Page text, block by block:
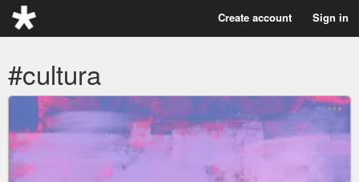
Create account Sign in
#cultura